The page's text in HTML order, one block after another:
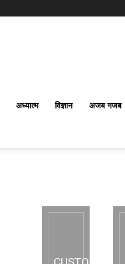
अध्यात्म विज्ञान अजब गजब